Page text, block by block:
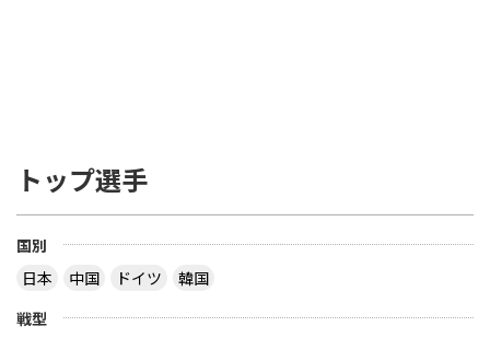
トップ選手
国別
日本
中国 ドイツ
韓国
戦型